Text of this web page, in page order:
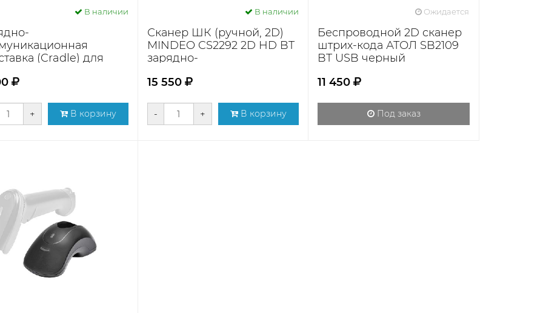
В наличии
(Cradle) для
+ В корзину
В наличии
Сканер ШК (ручной, 2D)
MINDEO CS2292 2D HD BT
зарядно-
USB
15 550
- + В корзину
Ожидается
Беспроводной 2D сканер
штрих-кода АТОЛ SB2109
BT USB черный
11 450
Под заказ